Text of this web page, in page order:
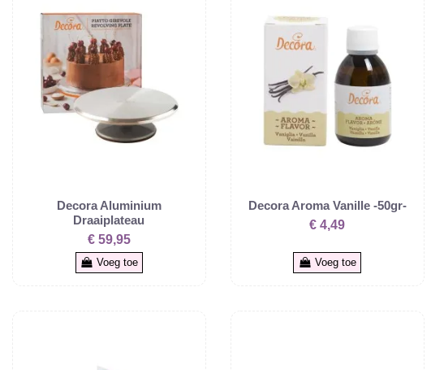
Decora Aluminium
Draaiplateau
€ 59,95
Voeg toe
Decora Aroma Vanille -50gr-
€ 4,49
Voeg toe